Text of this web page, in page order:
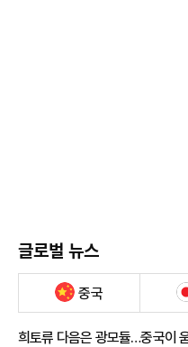
글로벌 뉴스
중국
희토류 다음은 광모듈…중국이